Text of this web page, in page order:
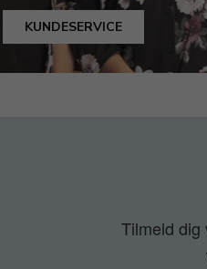
KUNDESERVICE
Tilmeld dig